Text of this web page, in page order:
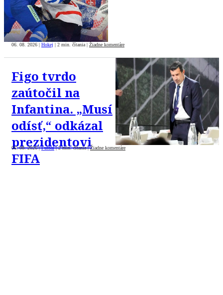
06. 08. 2026 | Hokej | 2 min. čítania| Žiadne komentáre
Figo tvrdo
zaútočil na
Infantina. „Musí
odísť,“ odkázal
prezidentovi
FIFA
06. 08. 2026| Futbal |2 min. čítania| Žiadne komentáre